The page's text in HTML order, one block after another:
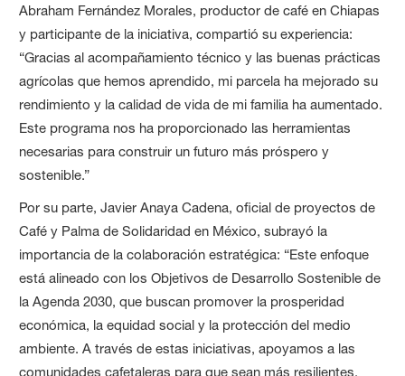
Abraham Fernández Morales, productor de café en Chiapas
y participante de la iniciativa, compartió su experiencia:
“Gracias al acompañamiento técnico y las buenas prácticas
agrícolas que hemos aprendido, mi parcela ha mejorado su
rendimiento y la calidad de vida de mi familia ha aumentado.
Este programa nos ha proporcionado las herramientas
necesarias para construir un futuro más próspero y
sostenible.”
Por su parte, Javier Anaya Cadena, oficial de proyectos de
Café y Palma de Solidaridad en México, subrayó la
importancia de la colaboración estratégica: “Este enfoque
está alineado con los Objetivos de Desarrollo Sostenible de
la Agenda 2030, que buscan promover la prosperidad
económica, la equidad social y la protección del medio
ambiente. A través de estas iniciativas, apoyamos a las
comunidades cafetaleras para que sean más resilientes,